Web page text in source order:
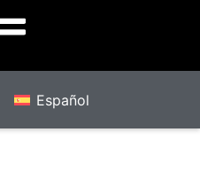
Español